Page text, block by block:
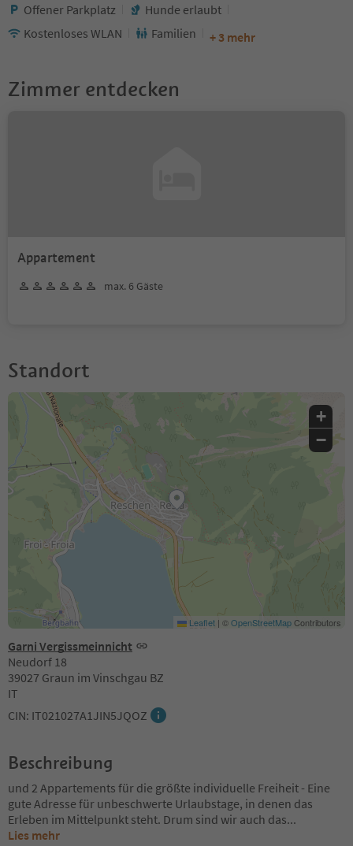
Offener Parkplatz
Hunde erlaubt
Kostenloses WLAN
Familien + 3 mehr
Zimmer entdecken
Appartement
max. 6 Gäste
Standort
Garni Vergissmeinnicht
Neudorf 18
39027 Graun im Vinschgau BZ
IT
CIN: IT021027A1JIN5JQOZ
+
−
Leaflet | ©OpenStreetMapContributors
Beschreibung
und 2 Appartements für die größte individuelle Freiheit - Eine
gute Adresse für unbeschwerte Urlaubstage, in denen das
Erleben im Mittelpunkt steht. Drum sind wir auch das...
Lies mehr